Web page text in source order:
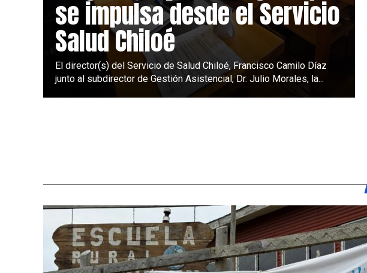
se impulsa desde el Servicio
Salud Chiloé
El director(s) del Servicio de Salud Chiloé, Francisco Camilo Díaz
junto al subdirector de Gestión Asistencial, Dr. Julio Morales, la...